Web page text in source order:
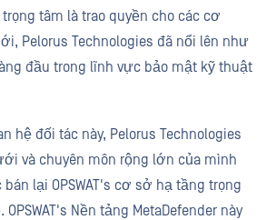
trọng tâm là trao quyền cho các cơ
Pelorus Technologies đã nổi lên như
đầu trong lĩnh vực bảo mật kỹ thuật
hệ đối tác này, Pelorus Technologies
và chuyên môn rộng lớn của mình
lại OPSWAT's cơ sở hạ tầng trọng
Nền tảng MetaDefender này